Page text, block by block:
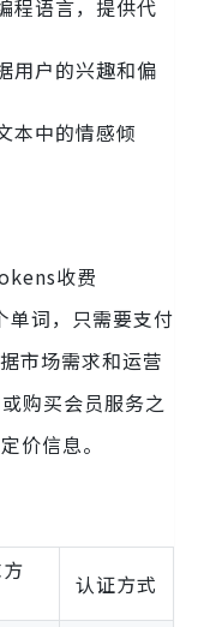
程语言，提供代
用户的兴趣和偏
本中的情感倾
收费
词，只需要支付
市场需求和运营
购买会员服务之
价信息。
认证方式